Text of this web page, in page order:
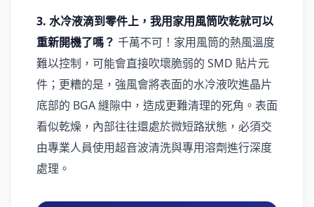
3. 水冷液滴到零件上，我用家用風筒吹乾就可以
重新開機了嗎？ 千萬不可！家用風筒的熱風溫度
難以控制，可能會直接吹壞脆弱的 SMD 貼片元
件；更糟的是，強風會將表面的水冷液吹進晶片
底部的 BGA 縫隙中，造成更難清理的死角。表面
看似乾燥，內部往往還處於微短路狀態，必須交
由專業人員使用超音波清洗與專用溶劑進行深度
處理。